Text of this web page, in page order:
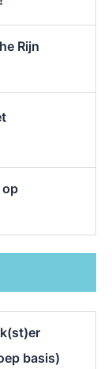
Rijn
op
basis)